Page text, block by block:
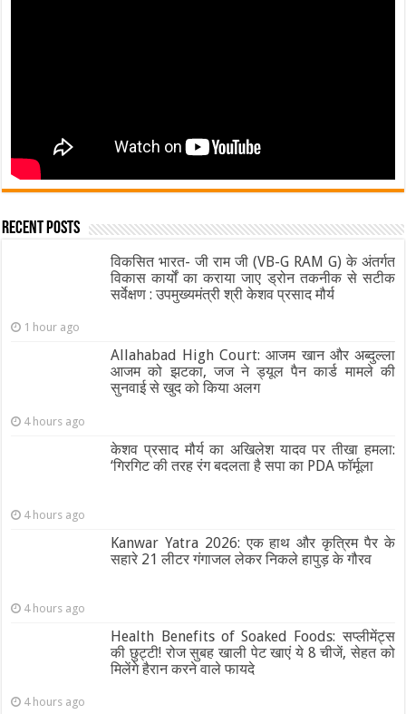
Recent Posts
विकसित भारत- जी राम जी (VB-G RAM G) के अंतर्गत
विकास कार्यों का कराया जाए ड्रोन तकनीक से सटीक
सर्वेक्षण : उपमुख्यमंत्री श्री केशव प्रसाद मौर्य
1 hour ago
Allahabad High Court: आजम खान और अब्दुल्ला
आजम को झटका, जज ने ड्यूल पैन कार्ड मामले की
सुनवाई से खुद को किया अलग
4 hours ago
केशव प्रसाद मौर्य का अखिलेश यादव पर तीखा हमला:
‘गिरगिट की तरह रंग बदलता है सपा का PDA फॉर्मूला
4 hours ago
Kanwar Yatra 2026: एक हाथ और कृत्रिम पैर के
सहारे 21 लीटर गंगाजल लेकर निकले हापुड़ के गौरव
4 hours ago
Health Benefits of Soaked Foods: सप्लीमेंट्स
की छुट्टी! रोज सुबह खाली पेट खाएं ये 8 चीजें, सेहत को
मिलेंगे हैरान करने वाले फायदे
4 hours ago